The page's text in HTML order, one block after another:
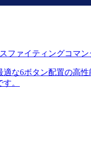
ファイティングコマン
適な6ボタン配置の高性
。